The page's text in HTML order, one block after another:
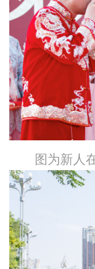
图为新人